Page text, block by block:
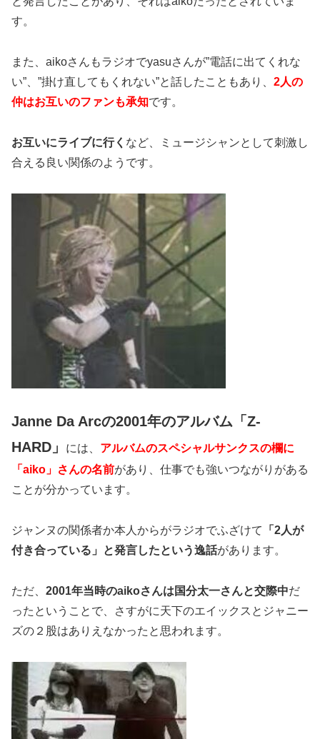
す。
また、aikoさんもラジオでyasuさんが”電話に出てくれな
い”、”掛け直してもくれない”と話したこともあり、 2人の
仲はお互いのファンも承知です。
お互いにライブに行く など、ミュージシャンとして刺激し
合える良い関係のようです。
Janne Da Arcの2001年のアルバム「Z-
HARD」
には、 アルバムのスペシャルサンクスの欄に
「aiko」さんの名前があり、仕事でも強いつながりがある
ことが分かっています。
ジャンヌの関係者か本人からがラジオでふざけて
「2人が
付き合っている」と発言したという逸話があります。
ただ、 2001年当時のaikoさんは国分太一さんと交際中だ
ったということで、さすがに天下のエイックスとジャニー
ズの２股はありえなかったと思われます。